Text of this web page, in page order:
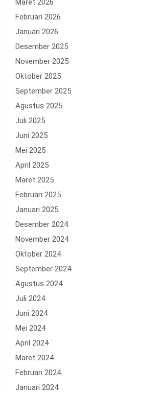
Maret 2026
Februari 2026
Januari 2026
Desember 2025
November 2025
Oktober 2025
September 2025
Agustus 2025
Juli 2025
Juni 2025
Mei 2025
April 2025
Maret 2025
Februari 2025
Januari 2025
Desember 2024
November 2024
Oktober 2024
September 2024
Agustus 2024
Juli 2024
Juni 2024
Mei 2024
April 2024
Maret 2024
Februari 2024
Januari 2024